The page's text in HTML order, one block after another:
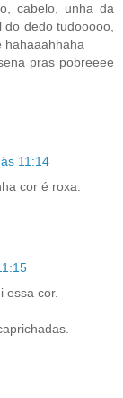
cabelo, unha da
dedo tudooooo,
hahaaahhaha
pras pobreeee
11:14
cor é roxa.
essa cor.